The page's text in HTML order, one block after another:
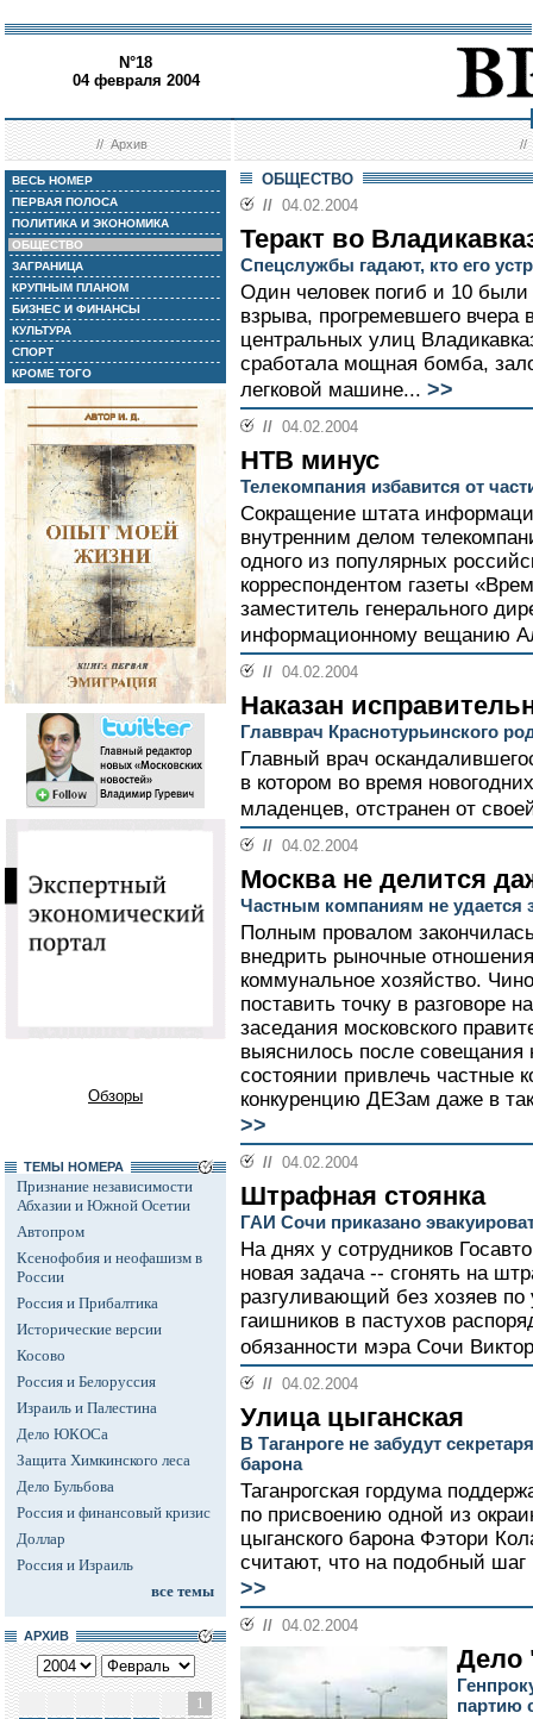
N°18
04 февраля 2004
//Архив //
ВЕСЬ НОМЕР
ПЕРВАЯ ПОЛОСА
ПОЛИТИКА И ЭКОНОМИКА
ОБЩЕСТВО
ЗАГРАНИЦА
КРУПНЫМ ПЛАНОМ
БИЗНЕС И ФИНАНСЫ
КУЛЬТУРА
СПОРТ
КРОМЕ ТОГО
Обзоры
ТЕМЫ НОМЕРА
Признание независимости
Абхазии и Южной Осетии
Автопром
Ксенофобия и неофашизм в
России
Россия и Прибалтика
Исторические версии
Косово
Россия и Белоруссия
Израиль и Палестина
Дело ЮКОСа
Защита Химкинского леса
Дело Бульбова
Россия и финансовый кризис
Доллар
Россия и Израиль
все темы
АРХИВ
1
ОБЩЕСТВО
// 04.02.2004
Теракт во
Спецслужбы гадают, кто его
Один человек погиб и 10
взрыва, прогремевшего вчера
центральных улиц
сработала мощная бомба,
легковой машине... >>
// 04.02.2004
НТВ минус
Телекомпания избавится от
Сокращение штата
внутренним делом
одного из популярных
корреспондентом газеты
заместитель генерального
информационному вещанию
// 04.02.2004
Наказан
Главврач Краснотурьинского
Главный врач
в котором во время
младенцев, отстранен от
// 04.02.2004
Москва не делится
Частным компаниям не удается
Полным провалом
внедрить рыночные
коммунальное хозяйство.
поставить точку в разговоре
заседания московского
выяснилось после совещания
состоянии привлечь частные
конкуренцию ДЕЗам даже в
>>
// 04.02.2004
Штрафная стоянка
ГАИ Сочи приказано
На днях у сотрудников
новая задача -- сгонять на
разгуливающий без хозяев
гаишников в пастухов
обязанности мэра Сочи
// 04.02.2004
Улица цыганская
В Таганроге не забудут
барона
Таганрогская гордума
по присвоению одной из
цыганского барона Фэтори
считают, что на подобный
>>
// 04.02.2004
Дело
партию